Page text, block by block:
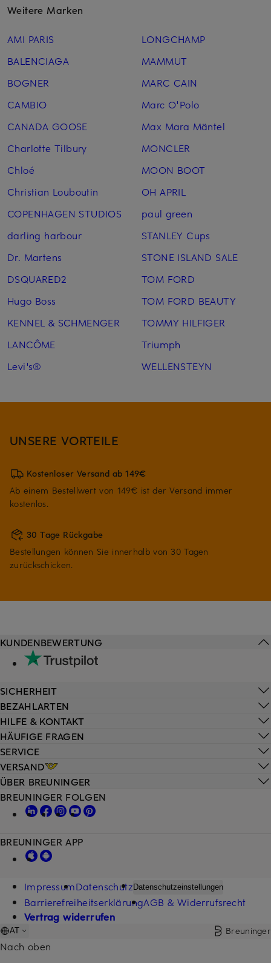
Weitere Marken
AMI PARIS
BALENCIAGA
BOGNER
CAMBIO
CANADA GOOSE
Charlotte Tilbury
Chloé
Christian Louboutin
COPENHAGEN STUDIOS
darling harbour
Dr. Martens
DSQUARED2
Hugo Boss
KENNEL & SCHMENGER
LANCÔME
Levi's®
LONGCHAMP
MAMMUT
MARC CAIN
Marc O'Polo
Max Mara Mäntel
MONCLER
MOON BOOT
OH APRIL
paul green
STANLEY Cups
STONE ISLAND SALE
TOM FORD
TOM FORD BEAUTY
TOMMY HILFIGER
Triumph
WELLENSTEYN
UNSERE VORTEILE
Kostenloser Versand ab 149€
Ab einem Bestellwert von 149€ ist der Versand immer
kostenlos.
30 Tage Rückgabe
Bestellungen können Sie innerhalb von 30 Tagen
zurückschicken.
HILFE & KONTAKT
HÄUFIGE FRAGEN
SERVICE
VERSAND
KUNDENBEWERTUNG
SICHERHEIT
BEZAHLARTEN
ÜBER BREUNINGER
BREUNINGER FOLGEN
BREUNINGER APP
ImpressumDatenschutz Datenschutzeinstellungen
BarrierefreiheitserklärungAGB & Widerrufsrecht
Vertrag widerrufen
AT Breuninger
Nach oben